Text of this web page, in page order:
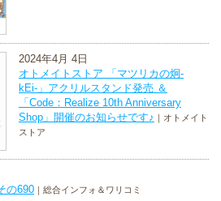
2024年4月 4日
オトメイトストア 「マツリカの炯-
kEi-」アクリルスタンド発売 ＆
「Code：Realize 10th Anniversary
Shop」開催のお知らせです♪ ｜オトメイト
ストア
の690 ｜総合インフォ＆ワリコミ